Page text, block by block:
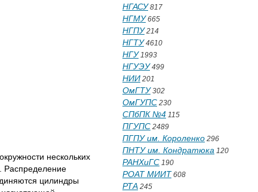
нескольких
. Распределение
цилиндры
НГАСУ817
НГМУ665
НГПУ214
НГТУ4610
НГУ1993
НГУЭУ499
НИИ 201
ОмГТУ302
ОмГУПС 230
СПбПК №4 115
ПГУПС 2489
ПГПУ им. Короленко 296
ПНТУ им. Кондратюка 120
РАНХиГС 190
РОАТ МИИТ 608
РТА 245